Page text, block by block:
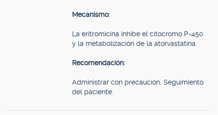
Mecanismo:
La eritromicina inhibe el citocromo P-450
y la metabolización de la atorvastatina.
Recomendación:
Administrar con precaución. Seguimiento
del paciente.